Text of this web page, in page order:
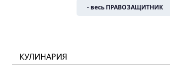
- весь ПРАВОЗАЩИТНИК
КУЛИНАРИЯ